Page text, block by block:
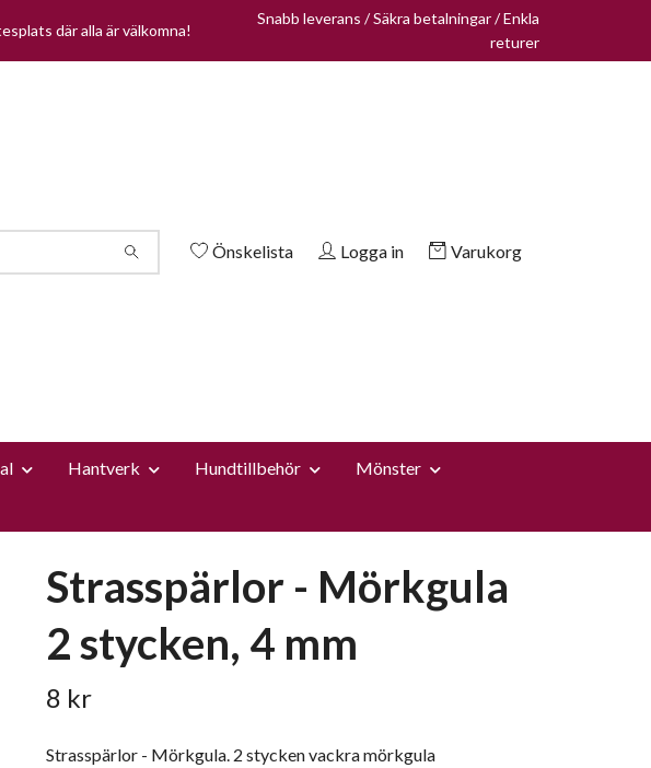
där alla är välkomna!
Snabb leverans / Säkra betalningar / Enkla
returer
Önskelista Logga in Varukorg
Hantverk Hundtillbehör
Mönster
Strasspärlor - Mörkgula
2 stycken, 4 mm
8 kr
Strasspärlor - Mörkgula. 2 stycken vackra mörkgula